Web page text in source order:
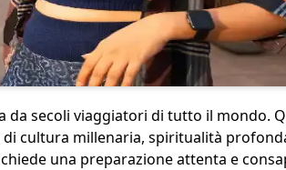
da secoli viaggiatori di tutto il mondo.
cultura millenaria, spiritualità
una preparazione attenta e